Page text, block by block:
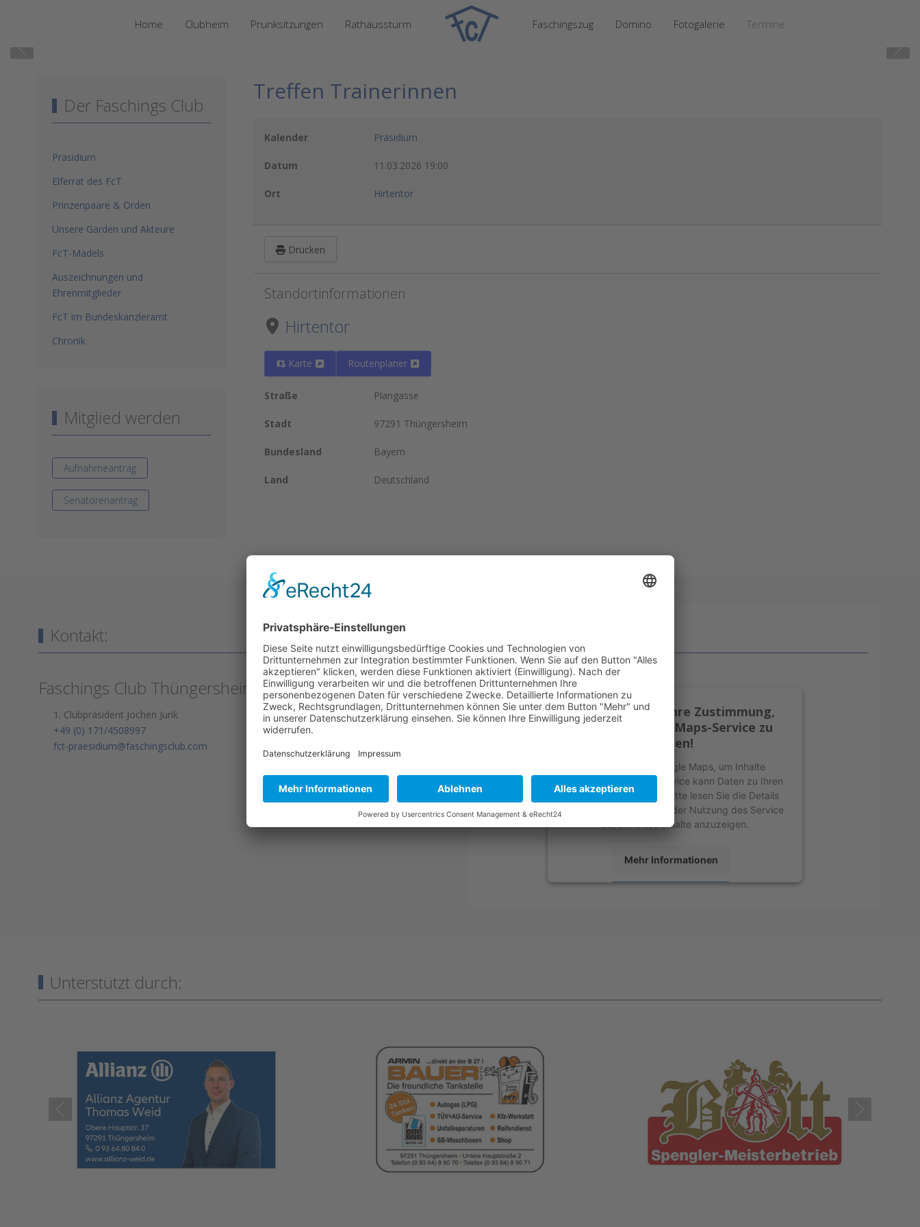
Home Clubheim Prunksitzungen Rathaussturm Faschingszug Domino Fotogalerie Termine
Der Faschings Club
Präsidium
Elferrat des FcT
Prinzenpaare & Orden
Unsere Garden und Akteure
FcT-Mädels
Auszeichnungen und
Ehrenmitglieder
FcT im Bundeskanzleramt
Chronik
Mitglied werden
Aufnahmeantrag
Senatorenantrag
Treffen Trainerinnen
Kalender Präsidium
Datum 11.03.2026 19:00
Ort Hirtentor
Drucken
Standortinformationen
Hirtentor
Karte Routenplaner
Straße Plangasse
Stadt 97291 Thüngersheim
Bundesland Bayern
Land Deutschland
Kontakt:
Faschings Club Thüngersheim e.V.
1. Clubpräsident Jochen Junk
+49 (0) 171/4508997
fct-praesidium@faschingsclub.com
Wir benötigen Ihre Zustimmung,
um den Google Maps-Service zu
laden!
Wir verwenden Google Maps, um Inhalte
einzubetten. Dieser Service kann Daten zu Ihren
Aktivitäten sammeln. Bitte lesen Sie die Details
durch und stimmen Sie der Nutzung des Service
zu, um diese Inhalte anzuzeigen.
Mehr Informationen
Unterstützt durch: